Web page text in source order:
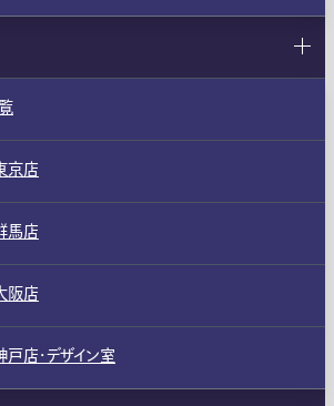
京店
馬店
阪店
戸店・デザイン室